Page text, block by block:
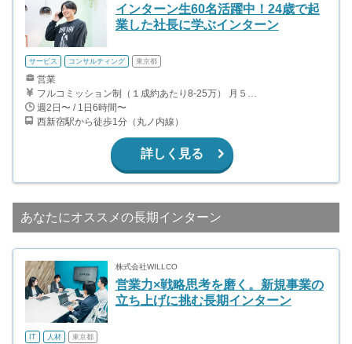
インターン生60名活躍中！24歳で起
業した社長に学ぶインターン
サービス コンサルティング 東京都
営業
フルコミッション制（１成約あたり8-25万） 月５０万以上稼ぐインターン生も多数います！ ■収入例 ○入社１ヶ月目（明治大学2年生） 役職：アポインター 月間１契約×８万円＝８万円 ＋交通費 ○入社３ヶ月目（東京大学２年生） 役職：アポインター（ランク：ブロンズ） 月間３契約×10万円＝30万円 ＋交通費 ○入社６ヶ月目（早稲田大学３年生） 役職：アポインター（ランク：シルバー） 月間５契約×12万円＝60万円 ＋交通費 ○入社15ヶ月目（慶應大学３年生） 役職：クローザー 月間３契約×25万＝75万円 ＋交通費
週2日〜 / 1日6時間〜
西新宿駅から徒歩1分（丸ノ内線）
詳しく見る
あなたにオススメの長期インターン
株式会社WILLCO
営業力×戦略思考を磨く。新規事業の
立ち上げに挑む長期インターン
IT 人材 東京都